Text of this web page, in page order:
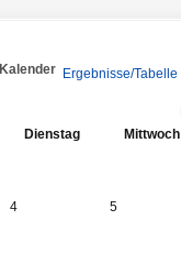
Kalender Ergebnisse/Tabelle
Dienstag Mittwoch
4 5